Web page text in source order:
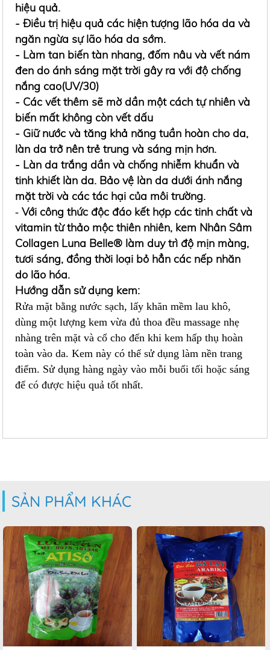
hiệu quả.
- Điều trị hiệu quả các hiện tượng lão hóa da và
ngăn ngừa sự lão hóa da sớm.
- Làm tan biến tàn nhang, đốm nâu và vết nám
đen do ánh sáng mặt trời gây ra với độ chống
nắng cao(UV/30)
- Các vết thêm sẽ mờ dần một cách tự nhiên và
biến mất không còn vết dấu
- Giữ nước và tăng khả năng tuần hoàn cho da,
làn da trở nên trẻ trung và sáng mịn hơn.
- Làn da trắng dần và chống nhiễm khuẩn và
tinh khiết làn da. Bảo vệ làn da dưới ánh nắng
mặt trời và các tác hại của môi trường.
-Với công thức độc đáo kết hợp các tinh chất và
vitamin từ thảo mộc thiên nhiên, kem Nhân Sâm
Collagen Luna Belle® làm duy trì độ mịn màng,
tươi sáng, đồng thời loại bỏ hẳn các nếp nhăn
do lão hóa.
Hướng dẫn sử dụng kem:
Rửa mặt bằng nước sạch, lấy khăn mềm lau khô,
dùng một lượng kem vừa đủ thoa đều massage nhẹ
nhàng trên mặt và cổ cho đến khi kem hấp thụ hoàn
toàn vào da. Kem này có thể sử dụng làm nền trang
điểm. Sử dụng hàng ngày vào mỗi buổi tối hoặc sáng
để có được hiệu quả tốt nhất.
SẢN PHẨM KHÁC